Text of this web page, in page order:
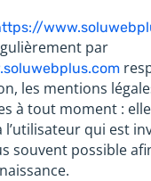
par
les mentions
à tout moment :
qui est
souvent possible